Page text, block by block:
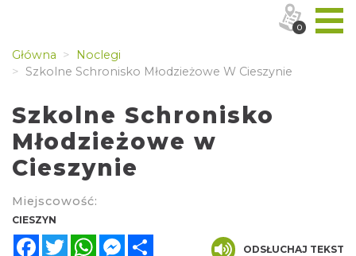
Główna
Noclegi
Szkolne Schronisko Młodzieżowe W Cieszynie
Szkolne Schronisko
Młodzieżowe w
Cieszynie
Miejscowość:
CIESZYN
FacebookTwitterWhatsAppMessenger
ODSŁUCHAJ TEKST
0